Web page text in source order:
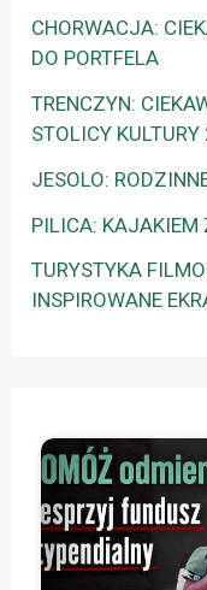
CHORWACJA:
DO PORTFELA
TRENCZYN:
STOLICY
JESOLO:
PILICA: KAJAKIEM
TURYSTYKA
INSPIROWANE